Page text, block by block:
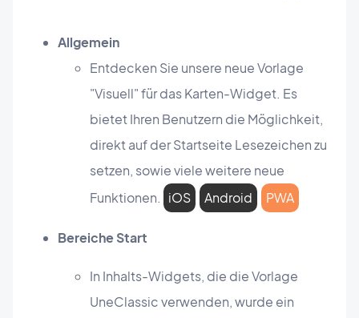
Allgemein
Entdecken Sie unsere neue Vorlage
"Visuell" für das Karten-Widget. Es
bietet Ihren Benutzern die Möglichkeit,
direkt auf der Startseite Lesezeichen zu
setzen, sowie viele weitere neue
Funktionen. iOS Android PWA
Bereiche Start
In Inhalts-Widgets, die die Vorlage
UneClassic verwenden, wurde ein